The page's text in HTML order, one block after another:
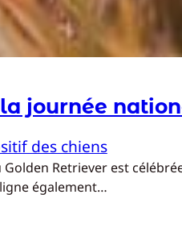
journée
des chiens
Retriever est
également…